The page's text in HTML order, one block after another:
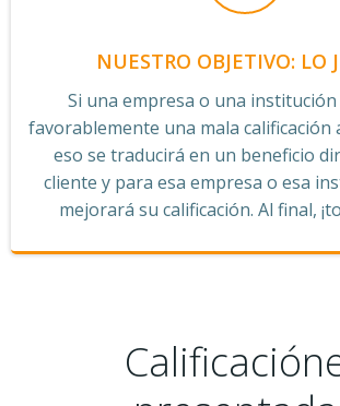
NUESTRO OBJETIVO: LO
Si una empresa o una
favorablemente una mala calificación
eso se traducirá en un beneficio
cliente y para esa empresa o esa
mejorará su calificación. Al final,